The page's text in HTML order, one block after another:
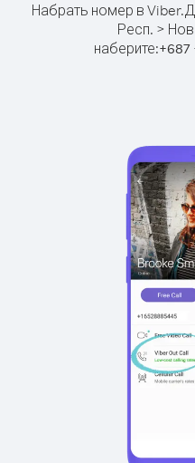
Набрать номер в Viber.
Респ. >
наберите:+687